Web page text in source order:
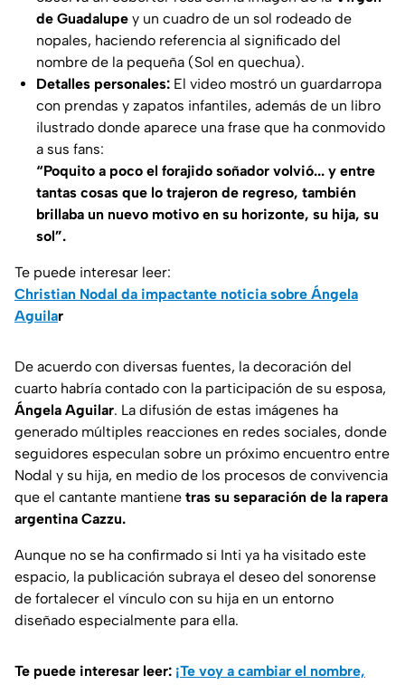
de Guadalupe y un cuadro de un sol rodeado de
nopales, haciendo referencia al significado del
nombre de la pequeña (Sol en quechua).
Detalles personales: El video mostró un guardarropa
con prendas y zapatos infantiles, además de un libro
ilustrado donde aparece una frase que ha conmovido
a sus fans:
“Poquito a poco el forajido soñador volvió... y entre
tantas cosas que lo trajeron de regreso, también
brillaba un nuevo motivo en su horizonte, su hija, su
sol”.
Te puede interesar leer:
Christian Nodal da impactante noticia sobre Ángela
Aguilar
De acuerdo con diversas fuentes, la decoración del
cuarto habría contado con la participación de su esposa,
Ángela Aguilar. La difusión de estas imágenes ha
generado múltiples reacciones en redes sociales, donde
seguidores especulan sobre un próximo encuentro entre
Nodal y su hija, en medio de los procesos de convivencia
que el cantante mantiene tras su separación de la rapera
argentina Cazzu.
Aunque no se ha confirmado si Inti ya ha visitado este
espacio, la publicación subraya el deseo del sonorense
de fortalecer el vínculo con su hija en un entorno
diseñado especialmente para ella.
Te puede interesar leer: ¡Te voy a cambiar el nombre,